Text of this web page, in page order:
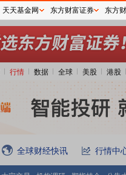
行情 数据 全球 美股 港股
全球财经快讯 行情中
天天基金网 东方财富证券 东方